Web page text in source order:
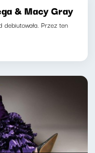
& Macy Gray
Przez ten